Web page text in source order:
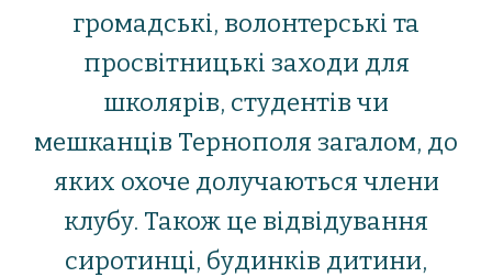
громадські, волонтерські та
просвітницькі заходи для
школярів, студентів чи
мешканців Тернополя загалом, до
яких охоче долучаються члени
клубу. Також це відвідування
сиротинці, будинків дитини,